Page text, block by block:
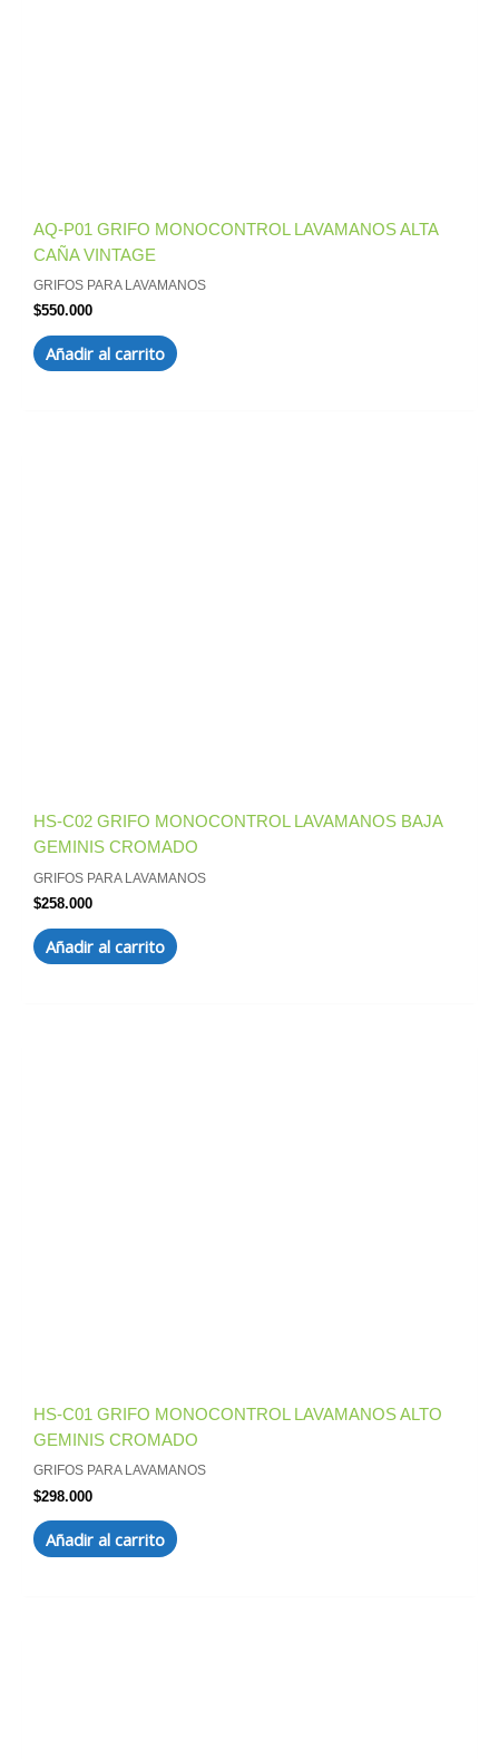
AQ-P01 GRIFO MONOCONTROL LAVAMANOS ALTA
CAÑA VINTAGE
GRIFOS PARA LAVAMANOS
$550.000
Añadir al carrito
HS-C02 GRIFO MONOCONTROL LAVAMANOS BAJA
GEMINIS CROMADO
GRIFOS PARA LAVAMANOS
$258.000
Añadir al carrito
HS-C01 GRIFO MONOCONTROL LAVAMANOS ALTO
GEMINIS CROMADO
GRIFOS PARA LAVAMANOS
$298.000
Añadir al carrito